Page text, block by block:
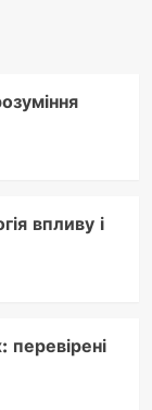
впливу і